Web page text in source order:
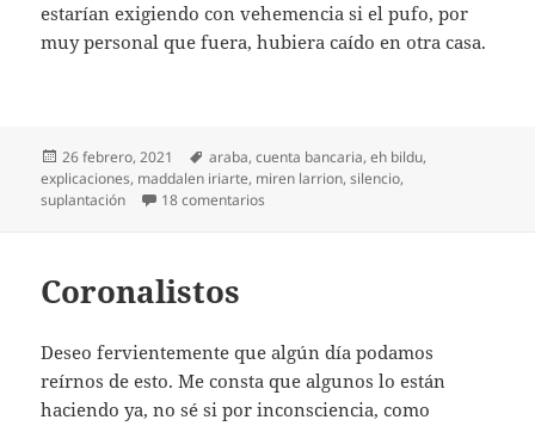
estarían exigiendo con vehemencia si el pufo, por
muy personal que fuera, hubiera caído en otra casa.
Publicado
el
26 febrero, 2021 Etiquetas
araba,cuenta bancaria,eh bildu,
explicaciones, maddalen iriarte, miren larrion,silencio,
suplantación
18 comentarios
Coronalistos
Deseo fervientemente que algún día podamos
reírnos de esto. Me consta que algunos lo están
haciendo ya, no sé si por inconsciencia, como